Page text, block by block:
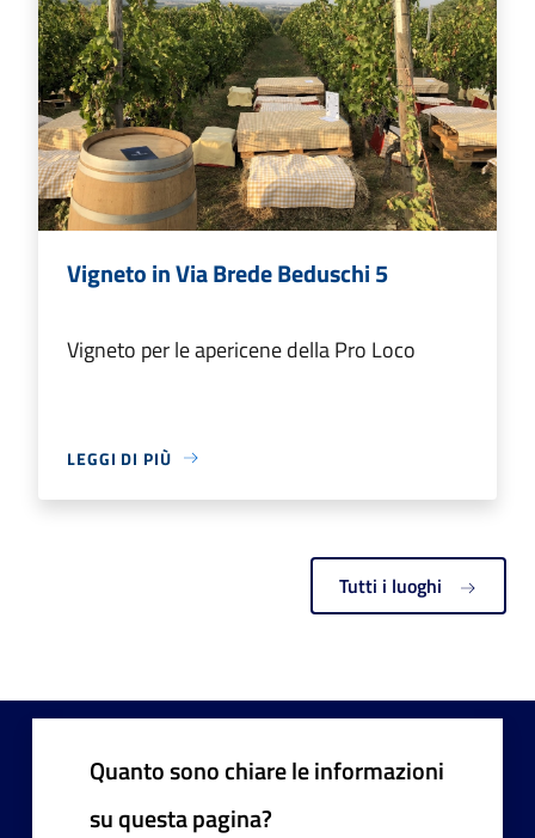
Vigneto in Via Brede Beduschi 5
Vigneto per le apericene della Pro Loco
LEGGI DI PIÙ
Tutti i luoghi
Quanto sono chiare le informazioni
su questa pagina?